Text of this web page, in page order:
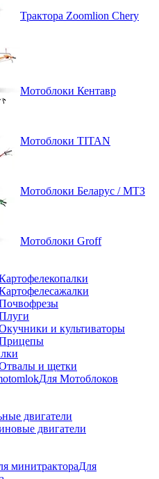
Трактора Zoomlion Chery
Мотоблоки Кентавр
Мотоблоки TITAN
Мотоблоки Беларус / МТЗ
Мотоблоки Groff
и культиваторы
и щетки
Для Мотоблоков
двигатели
двигатели
Для